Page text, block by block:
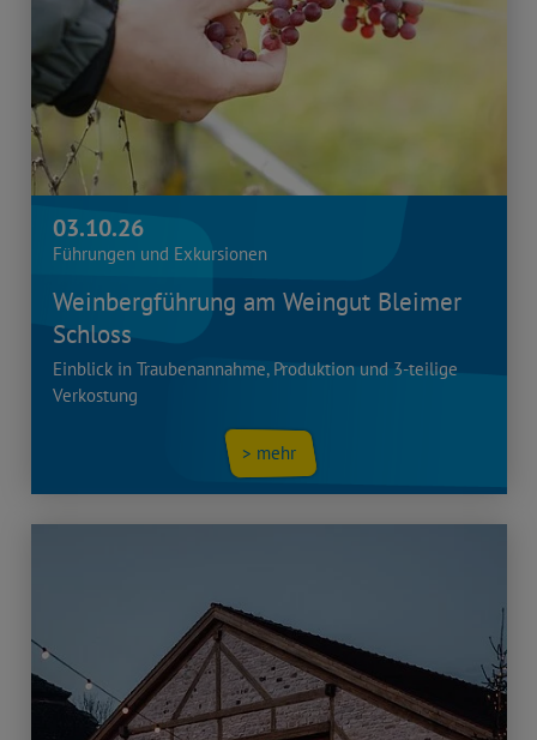
03.10.26
Führungen und Exkursionen
Weinbergführung am Weingut Bleimer
Schloss
Einblick in Traubenannahme, Produktion und 3-teilige
Verkostung
> mehr